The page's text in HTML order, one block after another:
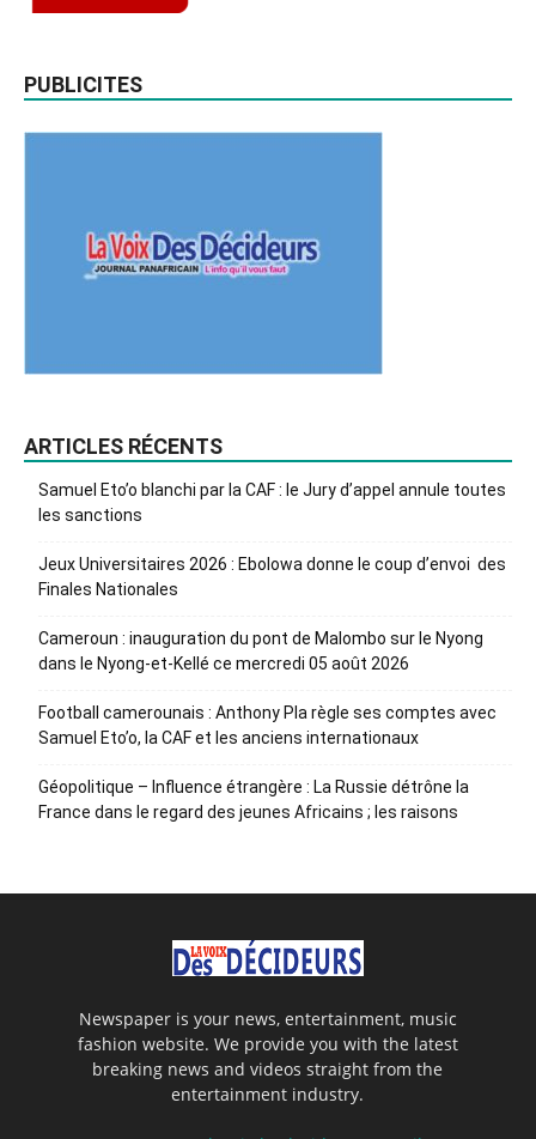
PUBLICITES
ARTICLES RÉCENTS
Samuel Eto’o blanchi par la CAF : le Jury d’appel annule toutes
les sanctions
Jeux Universitaires 2026 : Ebolowa donne le coup d’envoi des
Finales Nationales
Cameroun : inauguration du pont de Malombo sur le Nyong
dans le Nyong-et-Kellé ce mercredi 05 août 2026
Football camerounais : Anthony Pla règle ses comptes avec
Samuel Eto’o, la CAF et les anciens internationaux
Géopolitique – Influence étrangère : La Russie détrône la
France dans le regard des jeunes Africains ; les raisons
Newspaper is your news, entertainment, music
fashion website. We provide you with the latest
breaking news and videos straight from the
entertainment industry.